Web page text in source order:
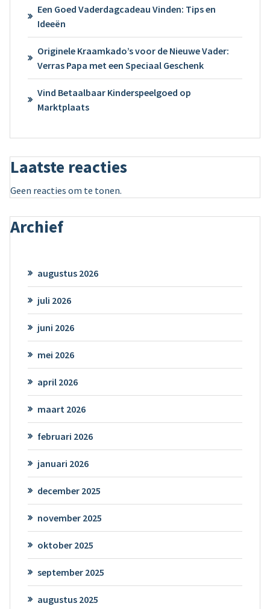
Een Goed Vaderdagcadeau Vinden: Tips en
Ideeën
Originele Kraamkado’s voor de Nieuwe Vader:
Verras Papa met een Speciaal Geschenk
Vind Betaalbaar Kinderspeelgoed op
Marktplaats
Laatste reacties
Geen reacties om te tonen.
Archief
augustus 2026
juli 2026
juni 2026
mei 2026
april 2026
maart 2026
februari 2026
januari 2026
december 2025
november 2025
oktober 2025
september 2025
augustus 2025